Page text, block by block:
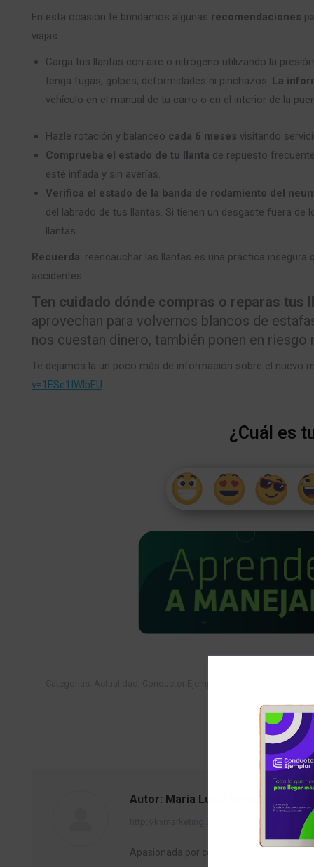
En esta ocasión te brindamos algunas recomendaciones
viajas:
Carga tus llantas con aire o nitrógeno utilizando la
tenga fugas, golpes, deformidades ni pinchazos. La
vehículo en el manual de tu carro o en el interior de la
Hazle rotación y balanceo cada 6 meses visitando
Comprueba el estado de tu llanta de repuesto
esté inflada y sin averías.
Verifica el estado de la banda de rodamiento del
del labrado de tus llantas. Si tienen un desgaste fuera
llantas.
Recuerda: reencauchar las llantas es una práctica
accidentes.
Ten cuidado dónde compras o reparas tus
aprovechan para volvernos blancos de
nos cuestan dinero, también ponen en riesgo
Te dejamos la un poco más de información sobre el nuevo
v=1ESe1IWlbEU
¿Cuál es
Actualidad
Autor: Maria Luisa Ortiz Berrio
Apasionada por construir y aprender